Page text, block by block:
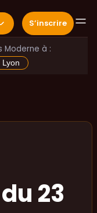
S’inscrire
Moderne à :
Lyon
23